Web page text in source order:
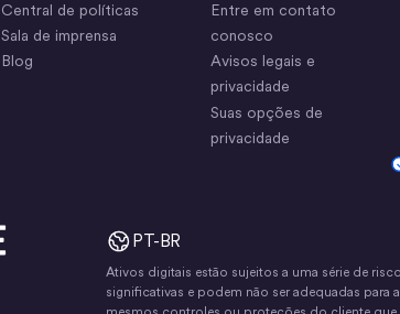
Central de políticas
Sala de imprensa
Blog
Entre em contato
conosco
Avisos legais e
privacidade
Suas opções de
privacidade
PT-BR
Ativos digitais estão sujeitos a uma série de
significativas e podem não ser adequadas